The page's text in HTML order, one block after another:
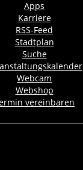
Apps
Karriere
RSS-Feed
Stadtplan
Suche
Webcam
Webshop
vereinbaren